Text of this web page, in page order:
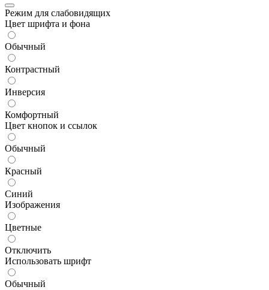
Режим для слабовидящих
Цвет шрифта и фона
Обычный
Контрастный
Инверсия
Комфортный
Цвет кнопок и ссылок
Обычный
Красный
Синий
Изображения
Цветные
Отключить
Использовать шрифт
Обычный